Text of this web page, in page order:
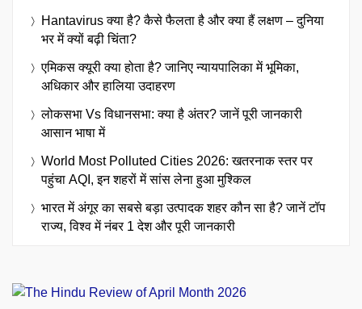
Hantavirus क्या है? कैसे फैलता है और क्या हैं लक्षण – दुनिया
भर में क्यों बढ़ी चिंता?
एमिकस क्यूरी क्या होता है? जानिए न्यायपालिका में भूमिका,
अधिकार और हालिया उदाहरण
लोकसभा Vs विधानसभा: क्या है अंतर? जानें पूरी जानकारी
आसान भाषा में
World Most Polluted Cities 2026: खतरनाक स्तर पर
पहुंचा AQI, इन शहरों में सांस लेना हुआ मुश्किल
भारत में अंगूर का सबसे बड़ा उत्पादक शहर कौन सा है? जानें टॉप
राज्य, विश्व में नंबर 1 देश और पूरी जानकारी